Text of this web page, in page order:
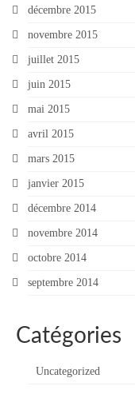
décembre 2015
novembre 2015
juillet 2015
juin 2015
mai 2015
avril 2015
mars 2015
janvier 2015
décembre 2014
novembre 2014
octobre 2014
septembre 2014
Catégories
Uncategorized